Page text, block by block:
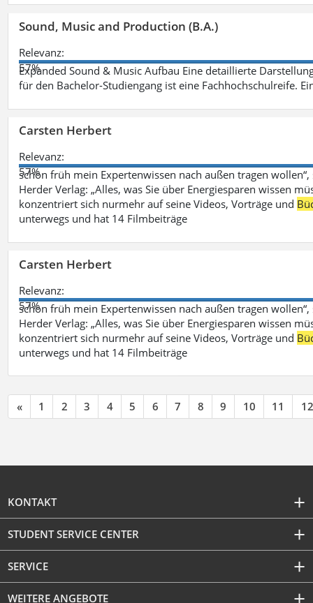
Sound, Music and Production (B.A.)
Relevanz:
57%
Expanded Sound & Music Aufbau Eine detaillierte
für den Bachelor-Studiengang ist eine Fachhochschulreife.
Carsten Herbert
Relevanz:
57%
schon früh mein Expertenwissen nach außen tragen
Herder Verlag: „Alles, was Sie über Energiesparen wissen
konzentriert sich nurmehr auf seine Videos, Vorträge und
unterwegs und hat 14 Filmbeiträge
Carsten Herbert
Relevanz:
57%
schon früh mein Expertenwissen nach außen tragen
Herder Verlag: „Alles, was Sie über Energiesparen wissen
konzentriert sich nurmehr auf seine Videos, Vorträge und
unterwegs und hat 14 Filmbeiträge
« 1 2 3 4 5 6 7 8 9 10 11 12
KONTAKT
STUDENT SERVICE CENTER
SERVICE
WEITERE ANGEBOTE